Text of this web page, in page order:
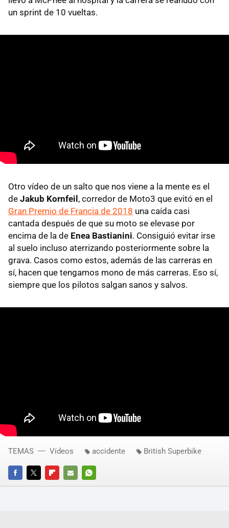
un sprint de 10 vueltas.
Otro vídeo de un salto que nos viene a la mente es el
de Jakub Kornfeil, corredor de Moto3 que evitó en el
Gran Premio de Francia de 2018 una caída casi
cantada después de que su moto se elevase por
encima de la de Enea Bastianini. Consiguió evitar irse
al suelo incluso aterrizando posteriormente sobre la
grava. Casos como estos, además de las carreras en
sí, hacen que tengamos mono de más carreras. Eso sí,
siempre que los pilotos salgan sanos y salvos.
FACEBOOKTWITTERFLIPBOARD
E-
WHATSAPP
TEMAS Vídeos accidente British Superbike